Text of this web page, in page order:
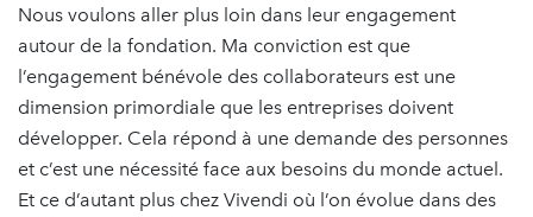
Nous voulons aller plus loin dans leur engagement
autour de la fondation. Ma conviction est que
l’engagement bénévole des collaborateurs est une
dimension primordiale que les entreprises doivent
développer. Cela répond à une demande des personnes
et c’est une nécessité face aux besoins du monde actuel.
Et ce d’autant plus chez Vivendi où l’on évolue dans des